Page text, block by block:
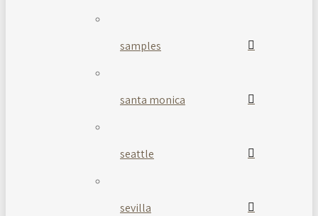
samples
santa monica
seattle
sevilla